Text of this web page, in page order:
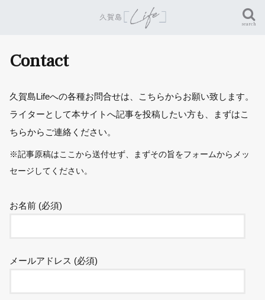
search
Contact
久賀島Lifeへの各種お問合せは、こちらからお願い致します。
ライターとして本サイトへ記事を投稿したい方も、まずはこ
ちらからご連絡ください。
※記事原稿はここから送付せず、まずその旨をフォームからメッ
セージしてください。
お名前 (必須)
メールアドレス (必須)